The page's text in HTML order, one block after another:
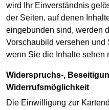
wird Ihr Einverständnis
der Seiten, auf denen
eingebunden sind, werden
Vorschaubild versehen und
wenn Sie die Inhalte sehen
Widerspruchs-, Beseitigungs- und
Widerrufsmöglichkeit
Die Einwilligung zur